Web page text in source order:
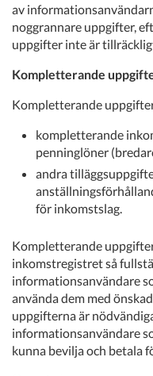
av
noggrannare uppgifter,
uppgifter inte är
Kompletterande
Kompletterande
kompletterande
penninglöner
andra
för inkomstslag.
Kompletterande
inkomstregistret så
informationsanvändare
använda dem med
uppgifterna är
informationsanvändare
kunna bevilja och betala